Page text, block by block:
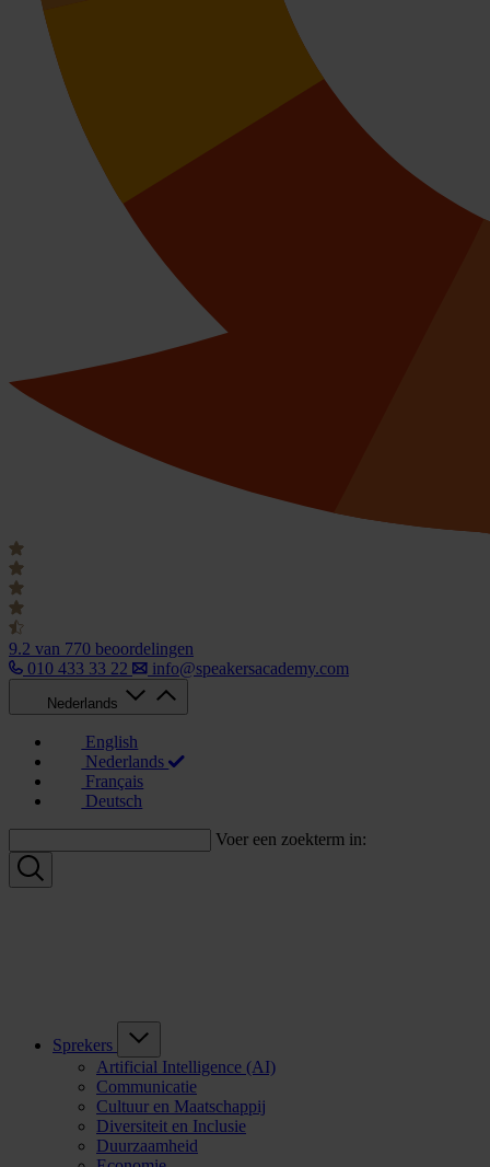
9.2 van 770 beoordelingen
010 433 33 22
info@speakersacademy.com
Nederlands
English
Nederlands
Français
Deutsch
Voer een zoekterm in:
Sprekers
Artificial Intelligence (AI)
Communicatie
Cultuur en Maatschappij
Diversiteit en Inclusie
Duurzaamheid